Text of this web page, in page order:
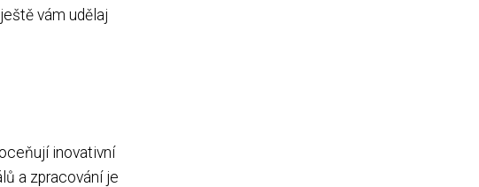
vám udělaj
inovativní
a zpracování je